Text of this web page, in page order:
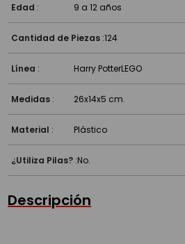
Edad : 9 a 12 años
Cantidad de Piezas :124
Línea : Harry PotterLEGO
Medidas : 26x14x5 cm.
Material : Plástico
¿Utiliza Pilas? :No.
Descripción